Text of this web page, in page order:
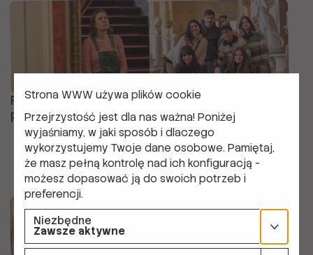
Pierogi, uczniowie i
prasa do druku
więcej
Moje przygody w
Polsce jako
wolontariuszka
krótkoterminowa
więcej
Strona WWW używa plików cookie
Przejrzystość jest dla nas ważna! Poniżej
wyjaśniamy, w jaki sposób i dlaczego
wykorzystujemy Twoje dane osobowe. Pamiętaj,
że masz pełną kontrolę nad ich konfiguracją -
możesz dopasować ją do swoich potrzeb i
preferencji.
Niezbędne
Zawsze aktywne